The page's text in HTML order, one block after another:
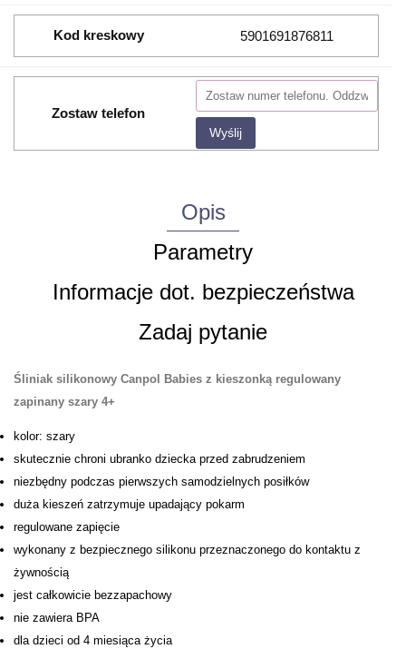
Kod kreskowy 5901691876811
Zostaw telefon
Wyślij
Opis
Parametry
Informacje dot. bezpieczeństwa
Zadaj pytanie
Śliniak silikonowy Canpol Babies z kieszonką regulowany
zapinany szary 4+
kolor: szary
skutecznie chroni ubranko dziecka przed zabrudzeniem
niezbędny podczas pierwszych samodzielnych posiłków
duża kieszeń zatrzymuje upadający pokarm
regulowane zapięcie
wykonany z bezpiecznego silikonu przeznaczonego do kontaktu z
żywnością
jest całkowicie bezzapachowy
nie zawiera BPA
dla dzieci od 4 miesiąca życia